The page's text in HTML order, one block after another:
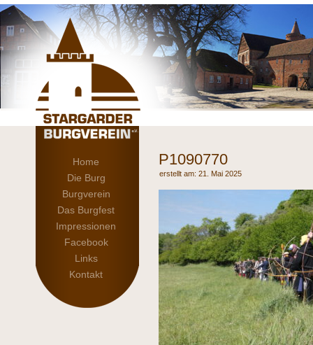
P1090770
21. Mai 2025
Home
Die Burg
Burgverein
Das Burgfest
Impressionen
Facebook
Links
Kontakt